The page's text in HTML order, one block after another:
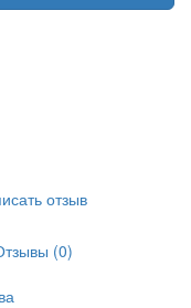
отзыв
(0)